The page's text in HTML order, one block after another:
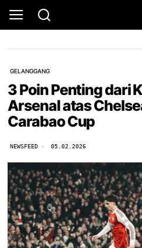
GELANGGANG
3 Poin Penting dari
Arsenal atas
Carabao Cup
NEWSFEED 05.02.2026